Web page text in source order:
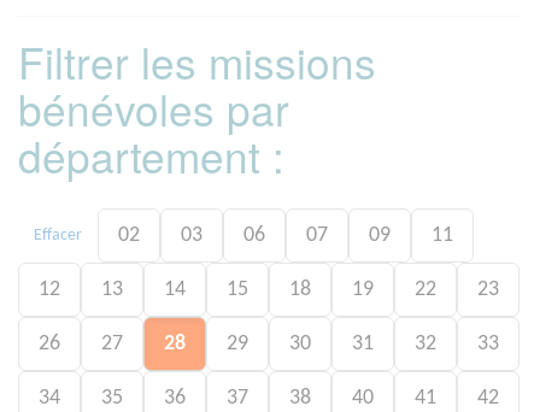
Filtrer les missions
bénévoles par
département :
Effacer 02 03 06 07 09 11
12 13 14 15 18 19 22 23
26 27 28 29 30 31 32 33
34 35 36 37 38 40 41 42